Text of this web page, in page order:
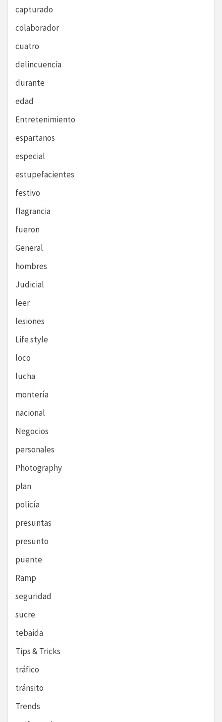
capturado
colaborador
cuatro
delincuencia
durante
edad
Entretenimiento
espartanos
especial
estupefacientes
festivo
flagrancia
fueron
General
hombres
Judicial
leer
lesiones
Life style
loco
lucha
montería
nacional
Negocios
personales
Photography
plan
policía
presuntas
presunto
puente
Ramp
seguridad
sucre
tebaida
Tips & Tricks
tráfico
tránsito
Trends